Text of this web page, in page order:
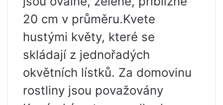
20 cm v průměru.Kvete
hustými květy, které se
skládají z jednořadých
okvětních lístků. Za domovinu
rostliny jsou považovány